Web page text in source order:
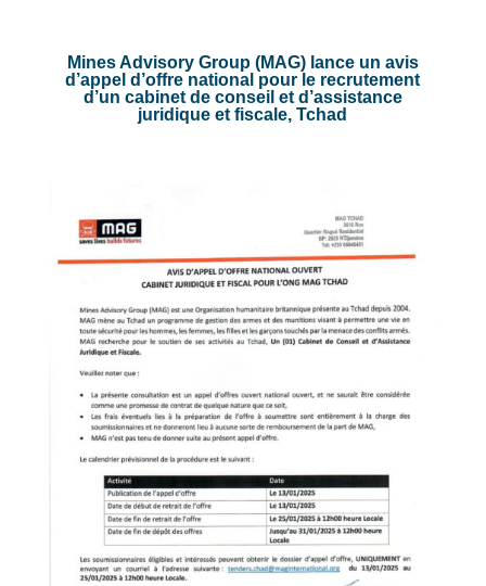
Mines Advisory Group (MAG) lance un avis
d’appel d’offre national pour le recrutement
d’un cabinet de conseil et d’assistance
juridique et fiscale, Tchad